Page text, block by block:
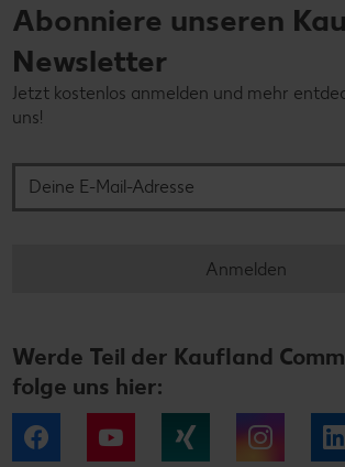
Abonniere unseren
Newsletter
Jetzt kostenlos anmelden und mehr
uns!
Anmelden
Werde Teil der Kaufland
folge uns hier:
Facebook YouTube Xing